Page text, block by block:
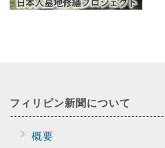
フィリピン新聞について
概要